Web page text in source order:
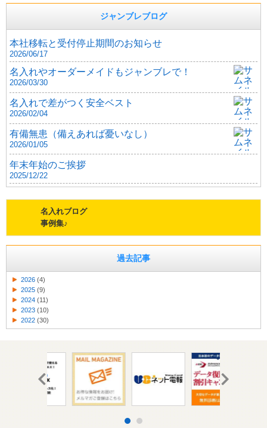
ジャンブレブログ
本社移転と受付停止期間のお知らせ
2026/06/17
名入れやオーダーメイドもジャンブレで！
2026/03/30
名入れで差がつく安全ベスト
2026/02/04
有備無患（備えあれば憂いなし）
2026/01/05
年末年始のご挨拶
2025/12/22
名入れブログ
事例集♪
過去記事
2026 (4)
2025 (9)
2024 (11)
2023 (10)
2022 (30)